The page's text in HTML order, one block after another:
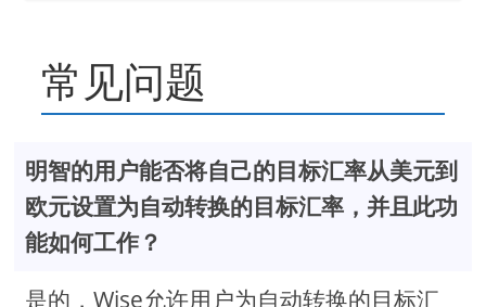
常见问题
明智的用户能否将自己的目标汇率从美元到
欧元设置为自动转换的目标汇率，并且此功
能如何工作？
是的，Wise允许用户为自动转换的目标汇